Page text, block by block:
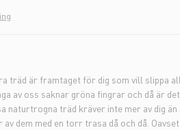
träd är framtaget för dig som vill slippa
av oss saknar gröna fingrar och då är
naturtrogna träd kräver inte mer av dig
dem med en torr trasa då och då.